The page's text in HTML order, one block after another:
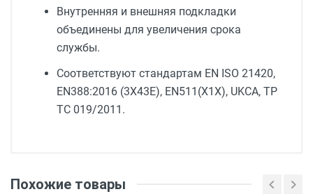
Внутренняя и внешняя подкладки
объединены для увеличения срока
службы.
Соответствуют стандартам EN ISO 21420,
EN388:2016 (3X43E), EN511(X1X), UKCA, ТР
ТС 019/2011.
Похожие товары